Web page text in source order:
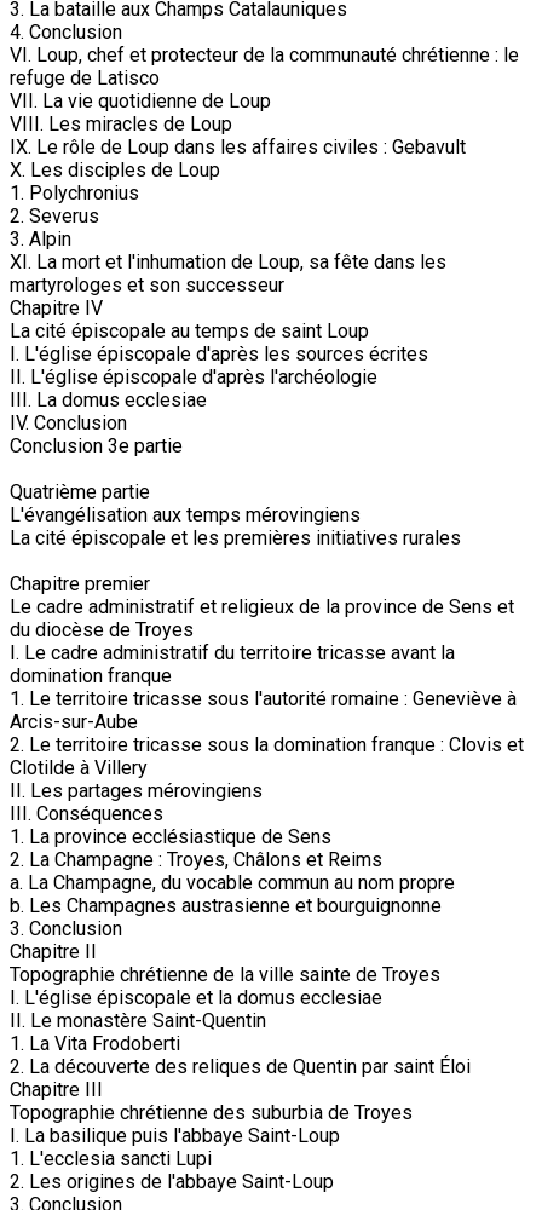
3. La bataille aux Champs Catalauniques
4. Conclusion
VI. Loup, chef et protecteur de la communauté chrétienne : le
refuge de Latisco
VII. La vie quotidienne de Loup
VIII. Les miracles de Loup
IX. Le rôle de Loup dans les affaires civiles : Gebavult
X. Les disciples de Loup
1. Polychronius
2. Severus
3. Alpin
XI. La mort et l'inhumation de Loup, sa fête dans les
martyrologes et son successeur
Chapitre IV
La cité épiscopale au temps de saint Loup
I. L'église épiscopale d'après les sources écrites
II. L'église épiscopale d'après l'archéologie
III. La domus ecclesiae
IV. Conclusion
Conclusion 3e partie
Quatrième partie
L'évangélisation aux temps mérovingiens
La cité épiscopale et les premières initiatives rurales
Chapitre premier
Le cadre administratif et religieux de la province de Sens et
du diocèse de Troyes
I. Le cadre administratif du territoire tricasse avant la
domination franque
1. Le territoire tricasse sous l'autorité romaine : Geneviève à
Arcis-sur-Aube
2. Le territoire tricasse sous la domination franque : Clovis et
Clotilde à Villery
II. Les partages mérovingiens
III. Conséquences
1. La province ecclésiastique de Sens
2. La Champagne : Troyes, Châlons et Reims
a. La Champagne, du vocable commun au nom propre
b. Les Champagnes austrasienne et bourguignonne
3. Conclusion
Chapitre II
Topographie chrétienne de la ville sainte de Troyes
I. L'église épiscopale et la domus ecclesiae
II. Le monastère Saint-Quentin
1. La Vita Frodoberti
2. La découverte des reliques de Quentin par saint Éloi
Chapitre III
Topographie chrétienne des suburbia de Troyes
I. La basilique puis l'abbaye Saint-Loup
1. L'ecclesia sancti Lupi
2. Les origines de l'abbaye Saint-Loup
3. Conclusion